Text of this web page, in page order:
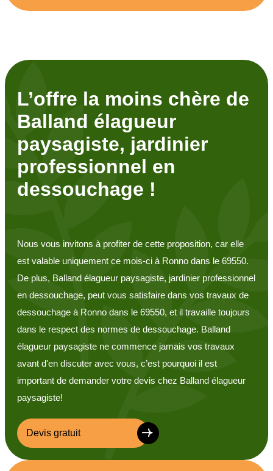
L’offre la moins chère de
Balland élagueur
paysagiste, jardinier
professionnel en
dessouchage !
Nous vous invitons à profiter de cette proposition, car elle
est valable uniquement ce mois-ci à Ronno dans le 69550.
De plus, Balland élagueur paysagiste, jardinier professionnel
en dessouchage, peut vous satisfaire dans vos travaux de
dessouchage à Ronno dans le 69550, et il travaille toujours
dans le respect des normes de dessouchage. Balland
élagueur paysagiste ne commence jamais vos travaux
avant d'en discuter avec vous, c’est pourquoi il est
important de demander votre devis chez Balland élagueur
paysagiste!
Devis gratuit